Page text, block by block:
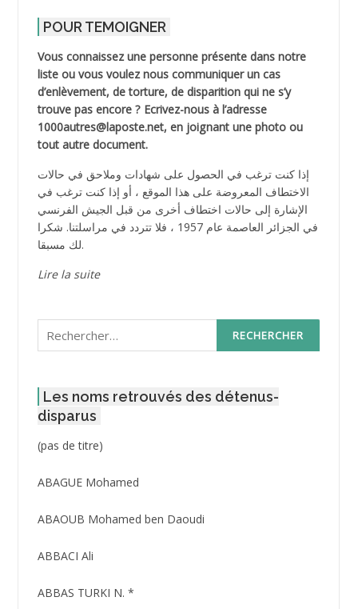
POUR TEMOIGNER
Vous connaissez une personne présente dans notre
liste ou vous voulez nous communiquer un cas
d’enlèvement, de torture, de disparition qui ne s’y
trouve pas encore ? Ecrivez-nous à l’adresse
1000autres@laposte.net, en joignant une photo ou
tout autre document.
إذا كنت ترغب في الحصول على شهادات وملاحق في حالات
الاختطاف المعروضة على هذا الموقع ، أو إذا كنت ترغب في
الإشارة إلى حالات اختطاف أخرى من قبل الجيش الفرنسي
في الجزائر العاصمة عام 1957 ، فلا تتردد في مراسلتنا. شكرا
لك مسبقا.
Lire la suite
Rechercher :
Les noms retrouvés des détenus-
disparus
(pas de titre)Post
3416
ABAGUE Mohamed
ABAOUB Mohamed ben Daoudi
ABBACI Ali
ABBAS TURKI N. *